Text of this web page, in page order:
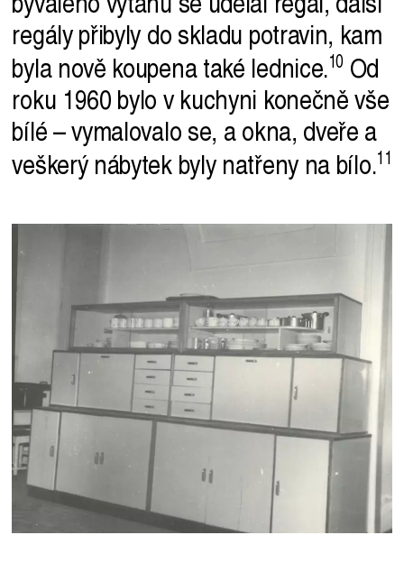
regály přibyly do skladu potravin, kam
byla nově koupena také lednice. Od
roku 1960 bylo v kuchyni konečně vše
bílé – vymalovalo se, a okna, dveře a
veškerý nábytek byly natřeny nabílo.